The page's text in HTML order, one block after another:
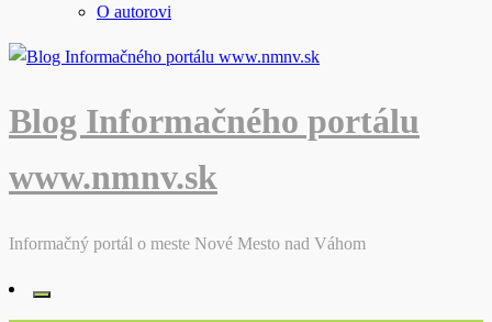
O autorovi
Blog Informačného portálu
www.nmnv.sk
Informačný portál o meste Nové Mesto nad Váhom